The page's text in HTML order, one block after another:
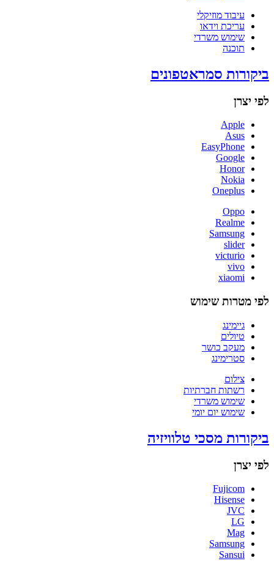
עיבוד מוזיקלי
עריכת וידאו
שימוש משרדי
תוכנה
ביקורות סמראטפונים
לפי יצרן
Apple
Asus
EasyPhone
Google
Honor
Nokia
Oneplus
Oppo
Realme
Samsung
slider
victurio
vivo
xiaomi
לפי מטרות שימוש
גיימינג
טיולים
מעקב כושר
סטרימינג
צילום
רשתות חברתיות
שימוש משרדי
שימוש יום יומי
ביקורות מסכי טלוויזיה
לפי יצרן
Fujicom
Hisense
JVC
LG
Mag
Samsung
Sansui